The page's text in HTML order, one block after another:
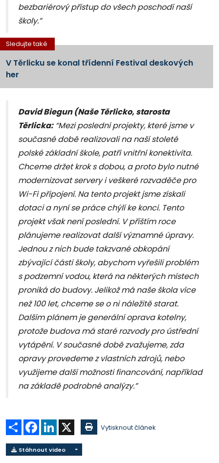
bezbariérový přístup do všech poschodí naší
školy.”
Sledujte také
V Těrlicku se konal třídenní Festival deskových
her
David Biegun (Naše Těrlicko, starosta
Těrlicka:“Mezi poslední projekty, které jsme v
současné době realizovali na naší stoleté
polské základní škole, patří vnitřní konektivita.
Chceme držet krok s dobou, a proto bylo nutné
modernizovat servery i veškeré rozvaděče pro
Wi-Fi připojení. Na tento projekt jsme získali
dotaci a nyní se práce chýlí ke konci. Tento
projekt však není poslední. V příštím roce
plánujeme realizovat další významné úpravy.
Jednou z nich bude takzvané obkopání
zbývající části školy, abychom vyřešili problém
s podzemní vodou, která na některých místech
proniká do budovy. Jelikož má naše škola více
než 100 let, chceme se o ni náležitě starat.
Dalším plánem je generální oprava kotelny,
protože budova má staré rozvody pro ústřední
vytápění. V současné době zvažujeme, zda
opravy provedeme z vlastních zdrojů, nebo
využijeme další možnosti financování, například
na základě podrobné analýzy.”
Sdílet Facebook
LinkedIn Vytisknout článek
Stáhnout video